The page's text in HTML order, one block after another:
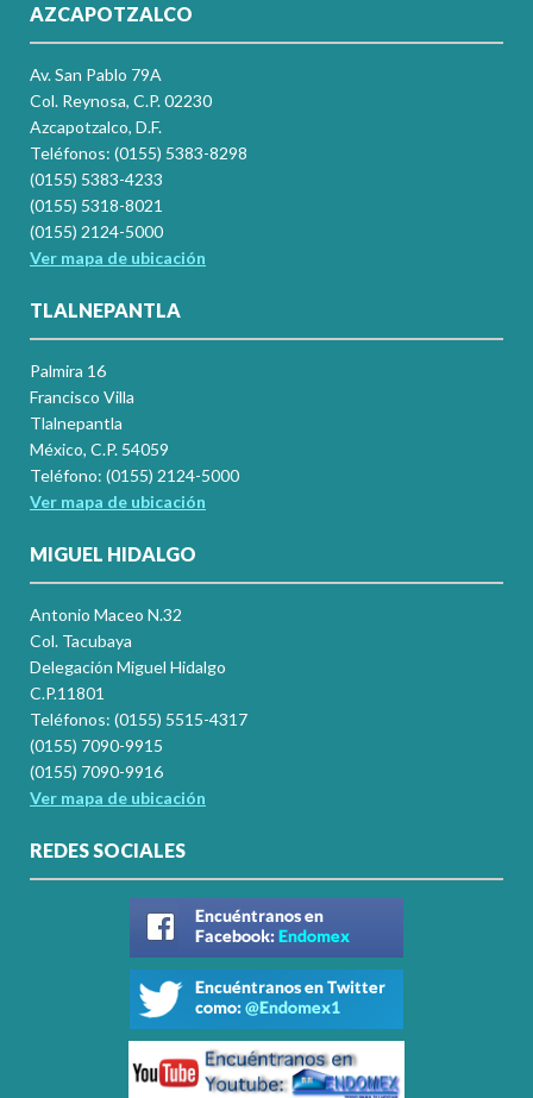
AZCAPOTZALCO
Av. San Pablo 79A
Col. Reynosa, C.P. 02230
Azcapotzalco, D.F.
Teléfonos: (0155) 5383-8298
(0155) 5383-4233
(0155) 5318-8021
(0155) 2124-5000
Ver mapa de ubicación
TLALNEPANTLA
Palmira 16
Francisco Villa
Tlalnepantla
México, C.P. 54059
Teléfono: (0155) 2124-5000
Ver mapa de ubicación
MIGUEL HIDALGO
Antonio Maceo N.32
Col. Tacubaya
Delegación Miguel Hidalgo
C.P.11801
Teléfonos: (0155) 5515-4317
(0155) 7090-9915
(0155) 7090-9916
Ver mapa de ubicación
REDES SOCIALES